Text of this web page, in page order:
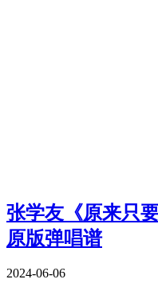
张学友《原来只
原版弹唱谱
2024-06-06